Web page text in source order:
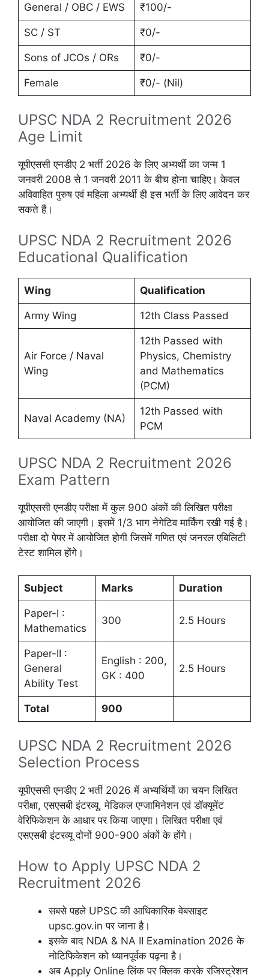
General / OBC / EWS ₹100/-
SC / ST ₹0/-
Sons of JCOs / ORs ₹0/-
Female ₹0/- (Nil)
UPSC NDA 2 Recruitment 2026
Age Limit
यूपीएससी एनडीए 2 भर्ती 2026 के लिए अभ्यर्थी का जन्म 1
जनवरी 2008 से 1 जनवरी 2011 के बीच होना चाहिए। केवल
अविवाहित पुरुष एवं महिला अभ्यर्थी ही इस भर्ती के लिए आवेदन कर
सकते हैं।
UPSC NDA 2 Recruitment 2026
Educational Qualification
Wing Qualification
Army Wing 12th Class Passed
Air Force / Naval
Wing
12th Passed with
Physics, Chemistry
and Mathematics
(PCM)
Naval Academy (NA)
12th Passed with
PCM
UPSC NDA 2 Recruitment 2026
Exam Pattern
यूपीएससी एनडीए परीक्षा में कुल 900 अंकों की लिखित परीक्षा
आयोजित की जाएगी। इसमें 1/3 भाग नेगेटिव मार्किंग रखी गई है।
परीक्षा दो पेपर में आयोजित होगी जिसमें गणित एवं जनरल एबिलिटी
टेस्ट शामिल होंगे।
Subject Marks Duration
Paper-I :
Mathematics
300 2.5 Hours
Paper-II :
General
Ability Test
English : 200,
GK : 400
2.5 Hours
Total 900
UPSC NDA 2 Recruitment 2026
Selection Process
यूपीएससी एनडीए 2 भर्ती 2026 में अभ्यर्थियों का चयन लिखित
परीक्षा, एसएसबी इंटरव्यू, मेडिकल एग्जामिनेशन एवं डॉक्यूमेंट
वेरिफिकेशन के आधार पर किया जाएगा। लिखित परीक्षा एवं
एसएसबी इंटरव्यू दोनों 900-900 अंकों के होंगे।
How to Apply UPSC NDA 2
Recruitment 2026
सबसे पहले UPSC की आधिकारिक वेबसाइट
upsc.gov.in पर जाना है।
इसके बाद NDA & NA II Examination 2026 के
नोटिफिकेशन को ध्यानपूर्वक पढ़ना है।
अब Apply Online लिंक पर क्लिक करके रजिस्ट्रेशन